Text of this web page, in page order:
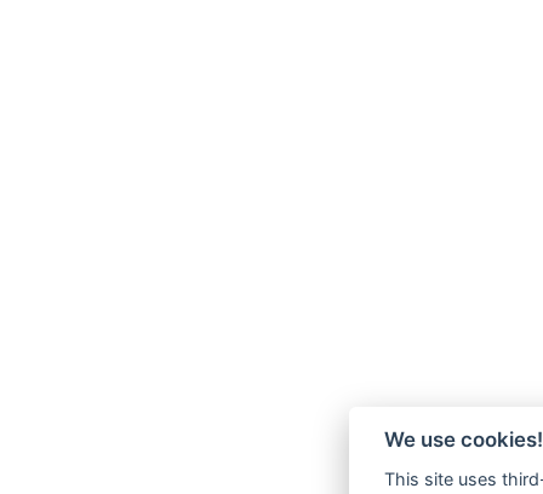
We use cookies!
This site uses